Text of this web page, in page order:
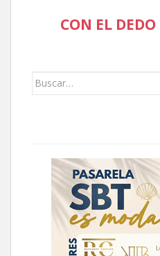
CON EL
Buscar: